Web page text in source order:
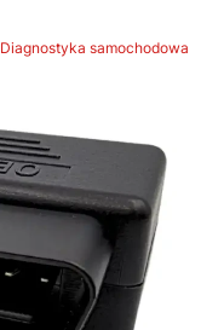
Diagnostyka samochodowa